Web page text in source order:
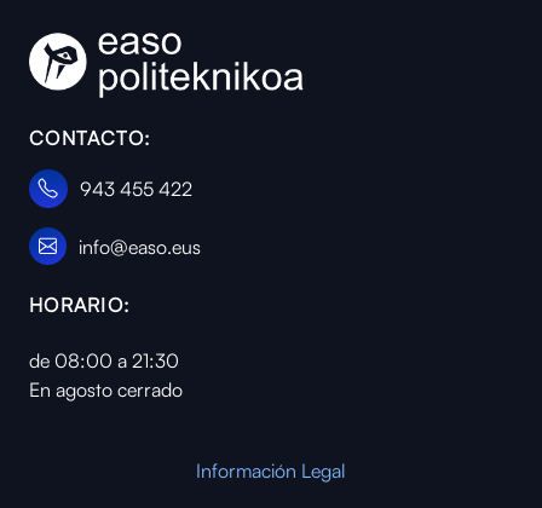
CONTACTO:
943 455 422
info@easo.eus
HORARIO:
de 08:00 a 21:30
En agosto cerrado
Información Legal